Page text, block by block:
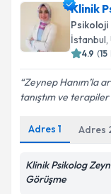
Klinik
takvimi talebi
almanız için
E-posta
Kişisel
Metni'ni
Klinik
Psikoloji
İstanbul,
4.9 (15
Zeynep Hanım’la
tanıştım ve
Adres 1 Adres
Klinik Psikolog
Görüşme